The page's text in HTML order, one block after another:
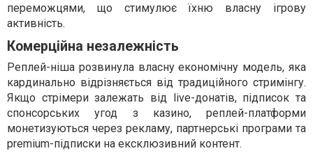
переможцями, що стимулює їхню власну ігрову
активність.
Комерційна незалежність
Реплей-ніша розвинула власну економічну модель, яка
кардинально відрізняється від традиційного стримінгу.
Якщо стрімери залежать від live-донатів, підписок та
спонсорських угод з казино, реплей-платформи
монетизуються через рекламу, партнерські програми та
premium-підписки на ексклюзивний контент.